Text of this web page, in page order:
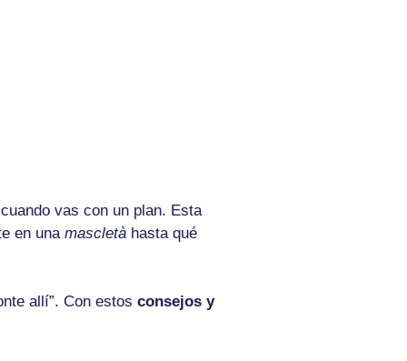
vas con un plan. Esta
en una mascletà hasta qué
allí”. Con estos consejos y